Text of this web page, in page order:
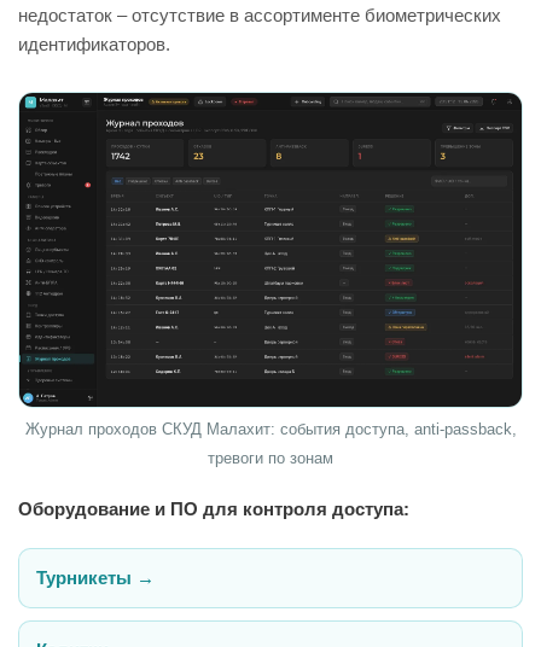
недостаток – отсутствие в ассортименте биометрических
идентификаторов.
Журнал проходов СКУД Малахит: события доступа, anti-passback,
тревоги по зонам
Оборудование и ПО для контроля доступа:
Турникеты →